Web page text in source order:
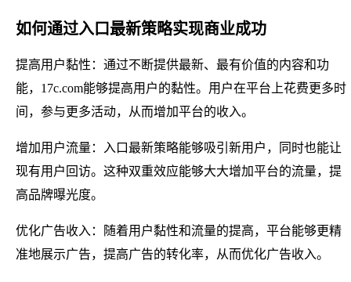
如何通过入口最新策略实现商业成功
提高用户黏性：通过不断提供最新、最有价值的内容和功
能，17c.com能够提高用户的黏性。用户在平台上花费更多时
间，参与更多活动，从而增加平台的收入。
增加用户流量：入口最新策略能够吸引新用户，同时也能让
现有用户回访。这种双重效应能够大大增加平台的流量，提
高品牌曝光度。
优化广告收入：随着用户黏性和流量的提高，平台能够更精
准地展示广告，提高广告的转化率，从而优化广告收入。